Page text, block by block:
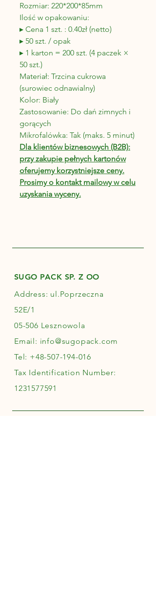
Rozmiar: 220*200*85mm
Ilość w opakowaniu:
▸ Cena 1 szt. : 0.40zł (netto)
▸ 50 szt. / opak
▸ 1 karton = 200 szt. (4 paczek ×
50 szt.)
Materiał: Trzcina cukrowa
(surowiec odnawialny)
Kolor: Biały
Zastosowanie: Do dań zimnych i
gorących
Mikrofalówka: Tak (maks. 5 minut)
Dla klientów biznesowych (B2B):
przy zakupie pełnych kartonów
oferujemy korzystniejsze ceny.
Prosimy o kontakt mailowy w celu
uzyskania wyceny.
SUGO PACK SP. Z OO
Address: ul.Poprzeczna
52E/1
05-506 Lesznowola
Email: info@sugopack.com
Tel: +48-507-194-016
Tax Identification Number:
1231577591